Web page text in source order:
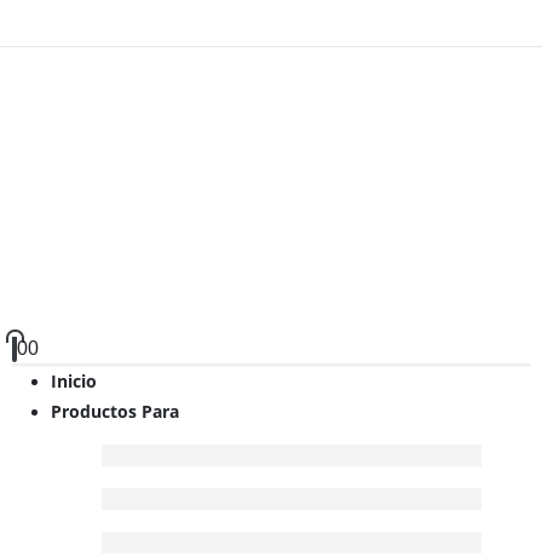
00
Inicio
Productos Para